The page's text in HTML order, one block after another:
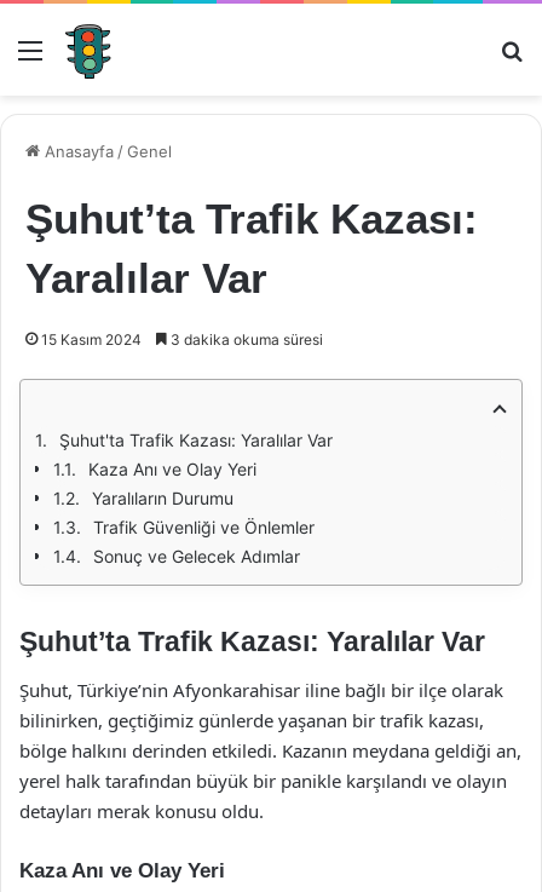
Menü
Anasayfa /Genel
Şuhut’ta Trafik Kazası:
Yaralılar Var
15 Kasım 2024 3 dakika okuma süresi
Şuhut'ta Trafik Kazası: Yaralılar Var
Kaza Anı ve Olay Yeri
Yaralıların Durumu
Trafik Güvenliği ve Önlemler
Sonuç ve Gelecek Adımlar
Şuhut’ta Trafik Kazası: Yaralılar Var
Şuhut, Türkiye’nin Afyonkarahisar iline bağlı bir ilçe olarak
bilinirken, geçtiğimiz günlerde yaşanan bir trafik kazası,
bölge halkını derinden etkiledi. Kazanın meydana geldiği an,
yerel halk tarafından büyük bir panikle karşılandı ve olayın
detayları merak konusu oldu.
Kaza Anı ve Olay Yeri